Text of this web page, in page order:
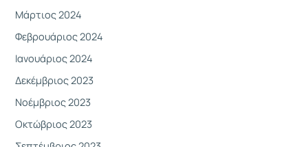
Μάρτιος 2024
Φεβρουάριος 2024
Ιανουάριος 2024
Δεκέμβριος 2023
Νοέμβριος 2023
Οκτώβριος 2023